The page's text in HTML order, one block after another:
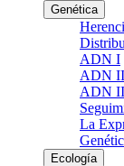
Genética
ADN I
ADN II
ADN
La
Ecología